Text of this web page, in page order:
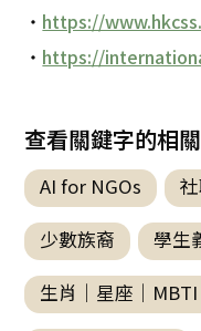
・ https://
・ https://
查看關鍵字的相
AI for NGOs
少數族裔 學生
生肖｜星座｜